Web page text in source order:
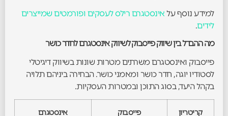
למידע נוסף על אינסטגרם רילס לעסקים ופורמטים שמייצרים
לידים.
מה ההבדל בין שיווק פייסבוק לשיווק אינסטגרם לחדר כושר
פייסבוק ואינסטגרם משרתים מטרות שונות בשיווק דיגיטלי
לסטודיו יוגה, חדר כושר ומאמני כושר. הבחירה ביניהם תלויה
בקהל היעד, בסוג התוכן ובמטרות העסקיות.
קריטריון פייסבוק אינסטגרם